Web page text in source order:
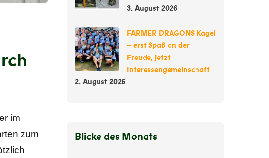
im
zum
3. August 2026
FARMER DRAGONS Kagel
– erst Spaß an der
Freude, jetzt
Interessengemeinschaft
2. August 2026
Blicke des Monats